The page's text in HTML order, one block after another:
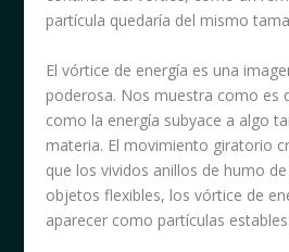
partícula quedaría del mismo
El vórtice de energía es una
poderosa. Nos muestra como es
como la energía subyace a algo
materia. El movimiento giratorio
que los vividos anillos de humo
objetos flexibles, los vórtice de
aparecer como partículas